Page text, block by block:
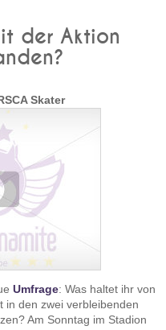
der Aktion
Skater
Umfrage: Was haltet ihr von
in den zwei verbleibenden
Am Sonntag im Stadion